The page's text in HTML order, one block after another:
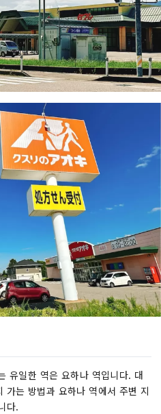
유일한 역은 요하나 역입니다. 대
가는 방법과 요하나 역에서 주변 지
다.